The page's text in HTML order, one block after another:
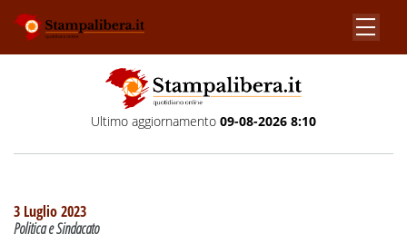
Ultimo aggiornamento 09-08-2026 8:10
3 Luglio 2023
Politica e Sindacato